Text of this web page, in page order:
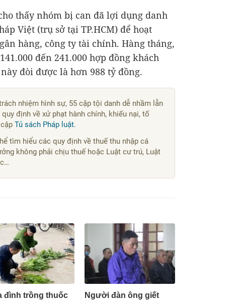
thấy nhóm bị can đã lợi dụng danh
Việt (trụ sở tại TP.HCM) để hoạt
hàng, công ty tài chính. Hàng tháng,
đến 241.000 hợp đồng khách
đòi được là hơn 988 tỷ đồng.
nhiệm hình sự, 55 cặp tội danh dễ nhầm lẫn
định về xử phạt hành chính, khiếu nại, tố
Tủ sách Pháp luật.
tìm hiểu các quy định về thuế thu nhập cá
không phải chịu thuế hoặc Luật cư trú, Luật
đình trồng thuốc
Người đàn ông giết